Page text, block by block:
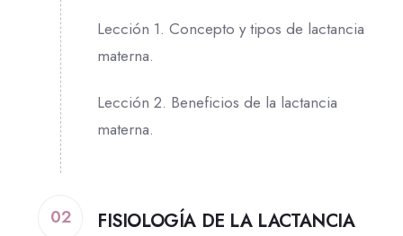
Lección 1. Concepto y tipos de lactancia
materna.
Lección 2. Beneficios de la lactancia
materna.
02 FISIOLOGÍA DE LA LACTANCIA